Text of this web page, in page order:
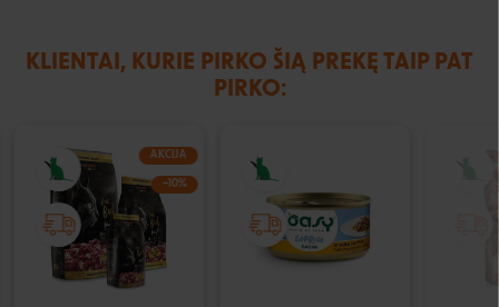
KLIENTAI, KURIE PIRKO ŠIĄ PREKĘ TAIP PAT
PIRKO:
AKCIJA
−10%